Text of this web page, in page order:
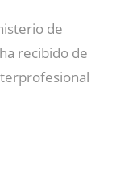
de
recibido de